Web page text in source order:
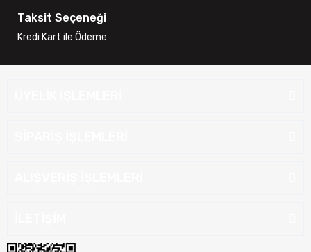
Taksit Seçeneği
Kredi Kart ile Ödeme